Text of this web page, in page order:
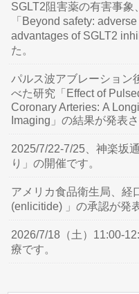
SGLT2阻害薬の有害事
「Beyond safety:
advantages of SGLT2
た。
パルス波アブレーション
べた研究「Effect of
Coronary Arteries: A
Imaging」の結果が発表さ
2025/7/22-7/25、神楽坂
り」の開催です。
アメリカ食品衛生局、経
(enlicitide) 」の承認が発
2026/7/18（土）11:00-
療です。